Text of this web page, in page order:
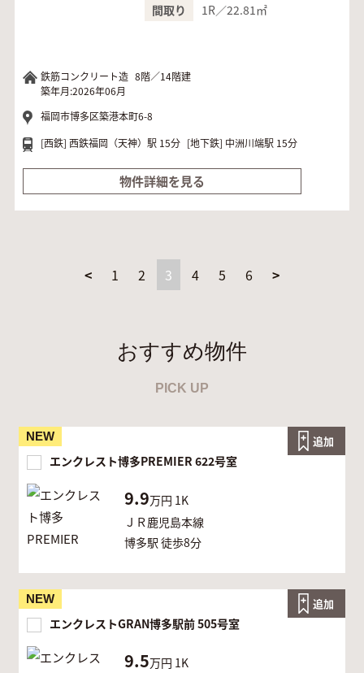
間取り
1R／22.81㎡
鉄筋コンクリート造 8階／14階建
築年月:2026年06月
福岡市博多区築港本町6-8
[西鉄] 西鉄福岡（天神）駅 15分 [地下鉄] 中洲川端駅 15分
物件詳細を見る
< 1 2 3 4 5 6 >
おすすめ物件
PICK UP
NEW
エンクレスト博多PREMIER 622号室
9.9万円 1K
ＪＲ鹿児島本線
博多駅 徒歩8分
追加
NEW
エンクレストGRAN博多駅前 505号室
9.5万円 1K
追加